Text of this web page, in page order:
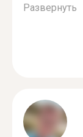
Развернуть